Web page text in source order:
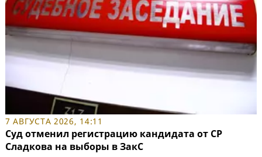
7 АВГУСТА 2026, 14:11
Суд отменил регистрацию кандидата от СР
Сладкова на выборы в ЗакС